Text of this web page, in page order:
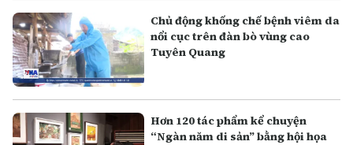
Chủ động khống chế bệnh viêm da
nổi cục trên đàn bò vùng cao
Tuyên Quang
Hơn 120 tác phẩm kể chuyện
“Ngàn năm di sản” bằng hội họa